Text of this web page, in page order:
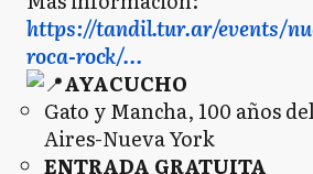
https://tandil.tur.ar/events/
roca-rock/...
AYACUCHO
Gato y Mancha, 100 años
Aires-Nueva York
ENTRADA GRATUITA